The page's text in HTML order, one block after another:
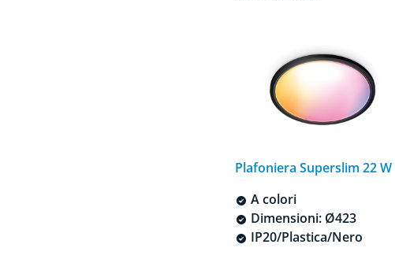
Plafoniera Superslim 22 W
A colori
Dimensioni: Ø423
IP20/Plastica/Nero